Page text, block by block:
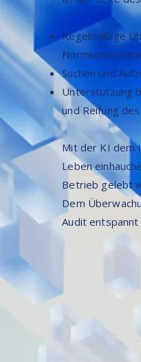
Regelmäßige
Suchen und
Unterstützung
und Reifung des
Mit der KI dem
Leben
Betrieb gelebt
Dem
Audit